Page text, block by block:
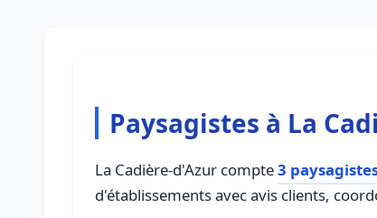
Paysagistes à La
La Cadière-d'Azur compte3
d'établissements avec avis clients,